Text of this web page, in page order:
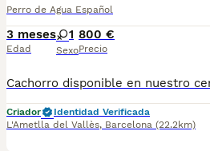
Perro de Agua Español
3 meses
Edad
1
Sexo
800 €
Precio
Criador
Identidad Verificada
L'Ametlla del Vallès, Barcelona (22.2km)